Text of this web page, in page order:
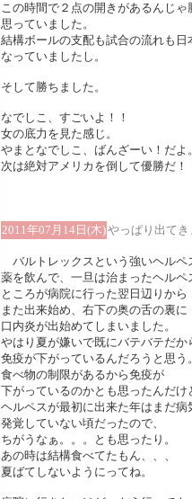
この時間で２点の開きがあるんじゃ
思っていました。
結構ボールの支配も試合の流れも日
なっていましたし。
そして勝ちました。
なでしこ、すごいよ！！
女の底力を見た感じ。
やまとなでしこ、ばんざーい！だよ
次は絶対アメリカを倒して優勝だ！
2011年07月14日(木)やっぱり出てき
バルトレックスという強いヘルペ
薬を飲んで、一旦は治まったヘルペ
ところが病院に行った翌日辺りから
また出来始め、右下の奥の舌の裏に
口内炎が出始めてしまいました。
やはり夏が嫌いで既にバテバテだか
免疫が下がっているんだろうと思う
食べ物の制限があるから免疫が
下がっているのかとも思ったんだけ
ヘルペスが最初に出来た年はまだ病
発覚していない頃だったので、
ちがうなぁ。。。とも思ったり。
あの時は結構食べてたもん、、、
夏ばてしないようにってね。